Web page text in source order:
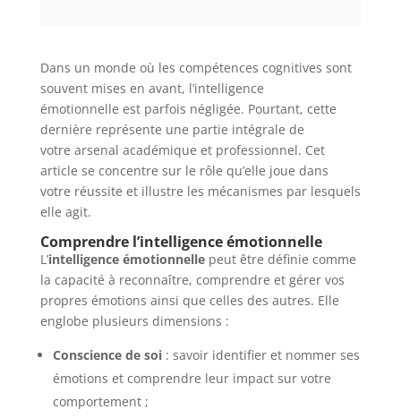
Dans un monde où les compétences cognitives sont
souvent mises en avant, l’intelligence
émotionnelle est parfois négligée. Pourtant, cette
dernière représente une partie intégrale de
votre arsenal académique et professionnel. Cet
article se concentre sur le rôle qu’elle joue dans
votre réussite et illustre les mécanismes par lesquels
elle agit.
Comprendre l’intelligence émotionnelle
L’intelligence émotionnellepeut être définie comme
la capacité à reconnaître, comprendre et gérer vos
propres émotions ainsi que celles des autres. Elle
englobe plusieurs dimensions :
Conscience de soi: savoir identifier et nommer ses
émotions et comprendre leur impact sur votre
comportement ;